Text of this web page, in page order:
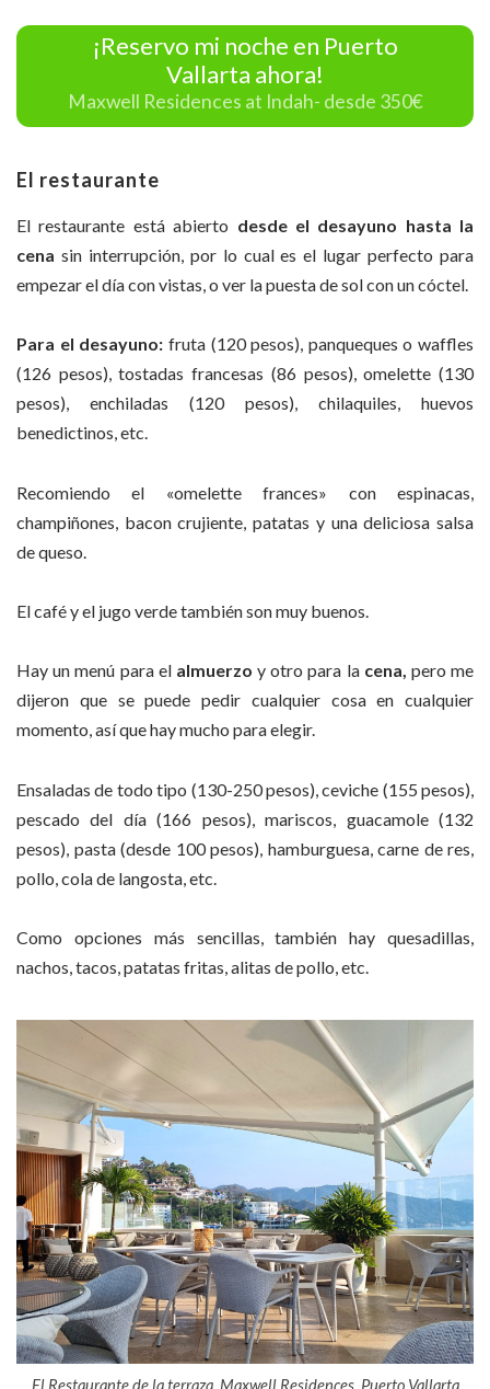
¡Reservo mi noche en Puerto
Vallarta ahora!
Maxwell Residences at Indah- desde 350€
El restaurante
El restaurante está abierto desde el desayuno hasta la
cena sin interrupción, por lo cual es el lugar perfecto para
empezar el día con vistas, o ver la puesta de sol con un cóctel.
Para el desayuno: fruta (120 pesos), panqueques o waffles
(126 pesos), tostadas francesas (86 pesos), omelette (130
pesos), enchiladas (120 pesos), chilaquiles, huevos
benedictinos, etc.
Recomiendo el «omelette frances» con espinacas,
champiñones, bacon crujiente, patatas y una deliciosa salsa
de queso.
El café y el jugo verde también son muy buenos.
Hay un menú para el almuerzo y otro para lacena, pero me
dijeron que se puede pedir cualquier cosa en cualquier
momento, así que hay mucho para elegir.
Ensaladas de todo tipo (130-250 pesos), ceviche (155 pesos),
pescado del día (166 pesos), mariscos, guacamole (132
pesos), pasta (desde 100 pesos), hamburguesa, carne de res,
pollo, cola de langosta, etc.
Como opciones más sencillas, también hay quesadillas,
nachos, tacos, patatas fritas, alitas de pollo, etc.
El Restaurante de la terraza, Maxwell Residences, Puerto Vallarta